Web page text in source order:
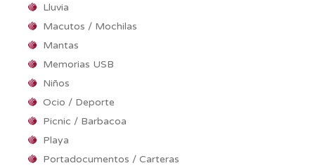
Lluvia
Macutos / Mochilas
Mantas
Memorias USB
Niños
Ocio / Deporte
Picnic / Barbacoa
Playa
Portadocumentos / Carteras